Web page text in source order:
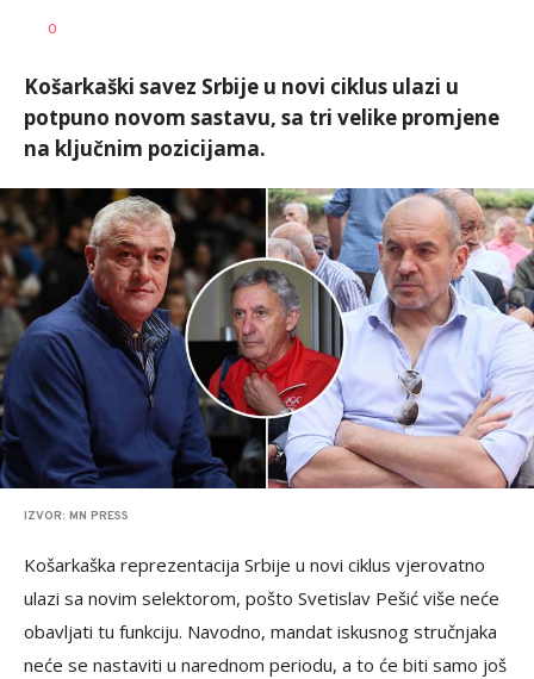
AUTOR
0
Košarkaški savez Srbije u novi ciklus ulazi u
potpuno novom sastavu, sa tri velike promjene
na ključnim pozicijama.
IZVOR: MN PRESS
Košarkaška reprezentacija Srbije u novi ciklus vjerovatno
ulazi sa novim selektorom, pošto Svetislav Pešić više neće
obavljati tu funkciju. Navodno, mandat iskusnog stručnjaka
neće se nastaviti u narednom periodu, a to će biti samo još